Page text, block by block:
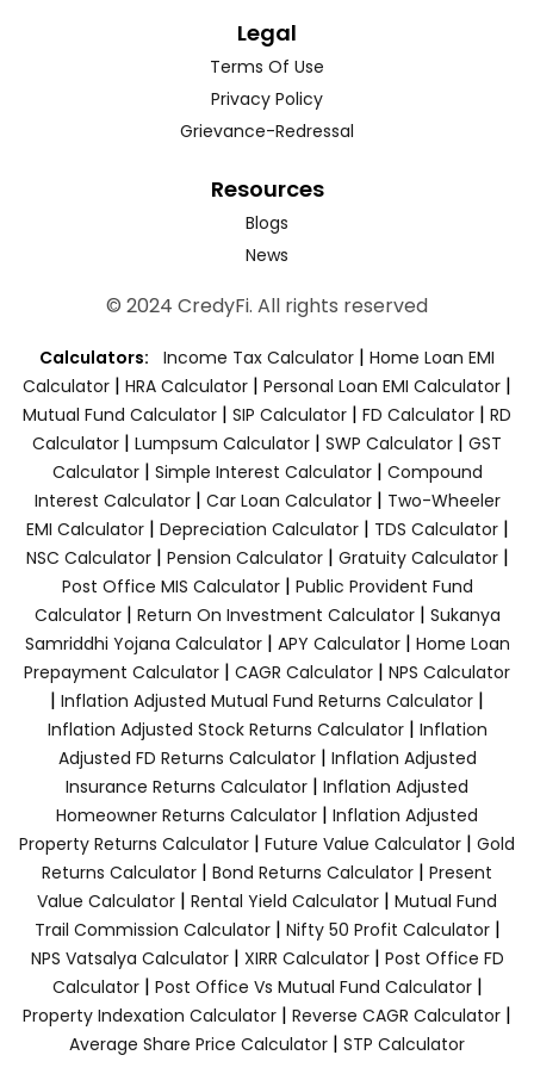
Legal
Terms Of Use
Privacy Policy
Grievance-Redressal
Resources
Blogs
News
© 2024 CredyFi. All rights reserved
Calculators: Income Tax Calculator | Home Loan EMI
Calculator | HRA Calculator | Personal Loan EMI Calculator |
Mutual Fund Calculator | SIP Calculator | FD Calculator | RD
Calculator | Lumpsum Calculator | SWP Calculator | GST
Calculator| Simple Interest Calculator| Compound
Interest Calculator| Car Loan Calculator| Two-Wheeler
EMI Calculator| Depreciation Calculator| TDS Calculator|
NSC Calculator| Pension Calculator| Gratuity Calculator|
Post Office MIS Calculator| Public Provident Fund
Calculator| Return On Investment Calculator| Sukanya
Samriddhi Yojana Calculator| APY Calculator| Home Loan
Prepayment Calculator | CAGR Calculator | NPS Calculator
| Inflation Adjusted Mutual Fund Returns Calculator |
Inflation Adjusted Stock Returns Calculator| Inflation
Adjusted FD Returns Calculator| Inflation Adjusted
Insurance Returns Calculator | Inflation Adjusted
Homeowner Returns Calculator | Inflation Adjusted
Property Returns Calculator | Future Value Calculator | Gold
Returns Calculator | Bond Returns Calculator | Present
Value Calculator | Rental Yield Calculator | Mutual Fund
Trail Commission Calculator| Nifty 50 Profit Calculator|
NPS Vatsalya Calculator| XIRR Calculator| Post Office FD
Calculator| Post Office Vs Mutual Fund Calculator|
Property Indexation Calculator | Reverse CAGR Calculator |
Average Share Price Calculator | STP Calculator